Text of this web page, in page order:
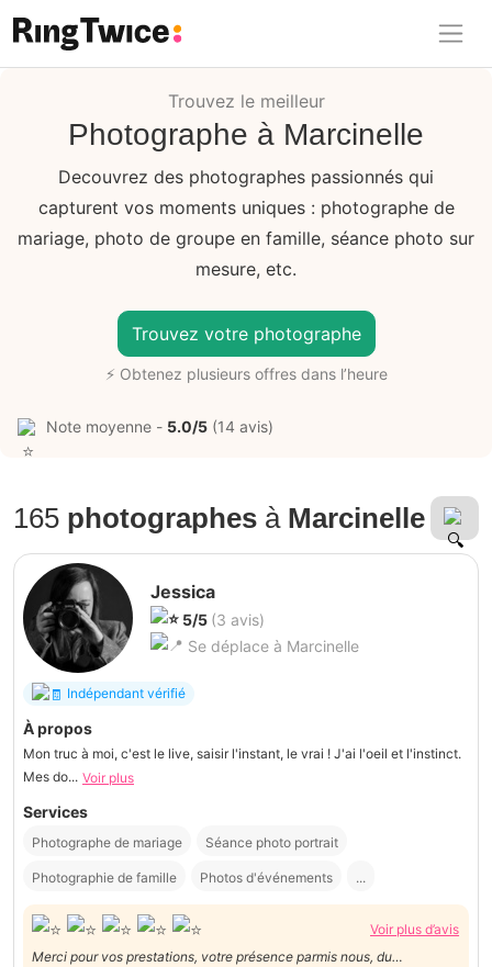
Ring Twice
Trouvez le meilleur
Photographe à Marcinelle
Decouvrez des photographes passionnés qui
capturent vos moments uniques : photographe de
mariage, photo de groupe en famille, séance photo sur
mesure, etc.
Trouvez votre photographe
⚡ Obtenez plusieurs offres dans l’heure
Note moyenne - 5.0/5 (14 avis)
165 photographes à Marcinelle
Jessica
5/5 (3 avis)
Se déplace à Marcinelle
Indépendant vérifié
À propos
Mon truc à moi, c'est le live, saisir l'instant, le vrai ! J'ai l'oeil et l'instinct.
Mes do... Voir plus
Services
Photographe de mariage Séance photo portrait
Photographie de famille Photos d'événements ...
Voir plus d’avis
Merci pour vos prestations, votre présence parmis nous, du